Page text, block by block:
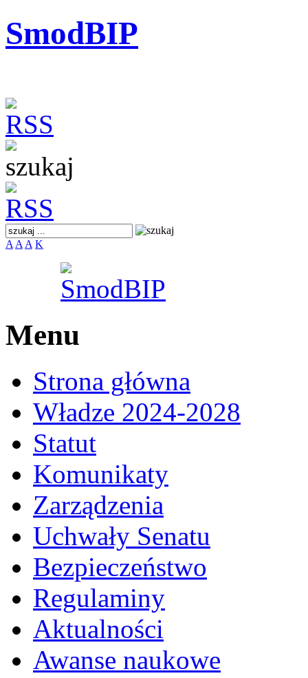
SmodBIP
A A A K
Menu
Strona główna
Władze 2024-2028
Statut
Komunikaty
Zarządzenia
Uchwały Senatu
Bezpieczeństwo
Regulaminy
Aktualności
Awanse naukowe